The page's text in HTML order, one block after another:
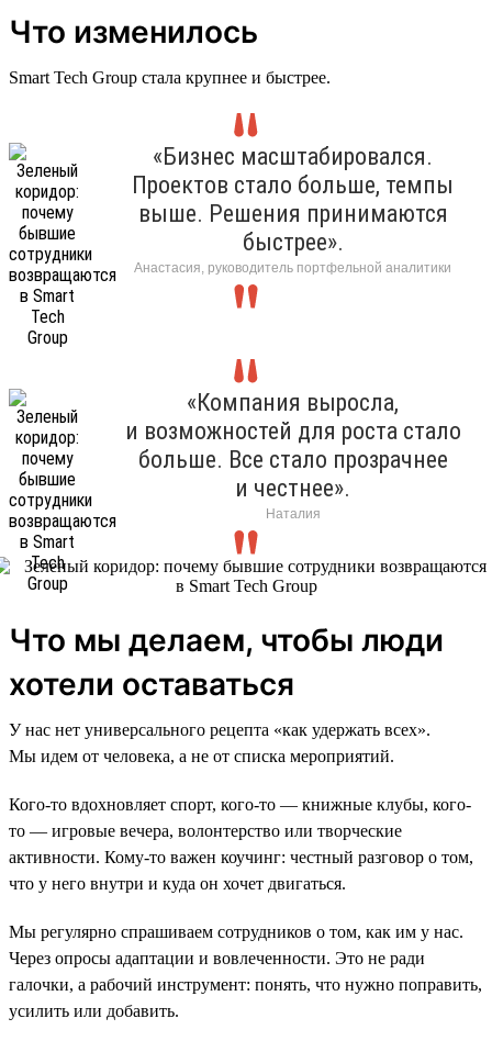
Что изменилось
Smart Tech Group стала крупнее и быстрее.
«Бизнес масштабировался.
Проектов стало больше, темпы
выше. Решения принимаются
быстрее».
Анастасия, руководитель портфельной аналитики
«Компания выросла,
и возможностей для роста стало
больше. Все стало прозрачнее
и честнее».
Наталия
Что мы делаем, чтобы люди
хотели оставаться
У нас нет универсального рецепта «как удержать всех».
Мы идем от человека, а не от списка мероприятий.
Кого-то вдохновляет спорт, кого-то — книжные клубы, кого-
то — игровые вечера, волонтерство или творческие
активности. Кому-то важен коучинг: честный разговор о том,
что у него внутри и куда он хочет двигаться.
Мы регулярно спрашиваем сотрудников о том, как им у нас.
Через опросы адаптации и вовлеченности. Это не ради
галочки, а рабочий инструмент: понять, что нужно поправить,
усилить или добавить.